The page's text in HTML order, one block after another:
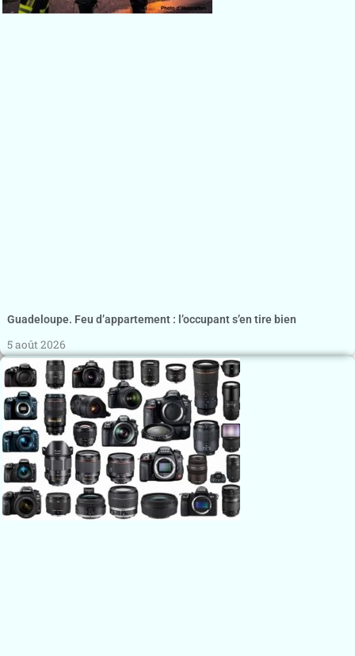
Guadeloupe. Feu d’appartement : l’occupant s’en tire bien
5 août 2026